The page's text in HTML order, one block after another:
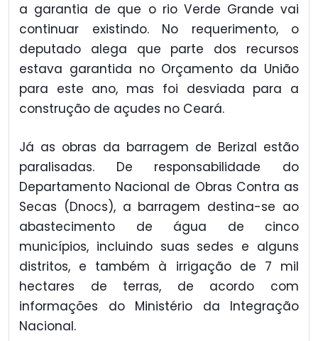
a garantia de que o rio Verde Grande vai
continuar existindo. No requerimento, o
deputado alega que parte dos recursos
estava garantida no Orçamento da União
para este ano, mas foi desviada para a
construção de açudes no Ceará.
Já as obras da barragem de Berizal estão
paralisadas. De responsabilidade do
Departamento Nacional de Obras Contra as
Secas (Dnocs), a barragem destina-se ao
abastecimento de água de cinco
municípios, incluindo suas sedes e alguns
distritos, e também à irrigação de 7 mil
hectares de terras, de acordo com
informações do Ministério da Integração
Nacional.